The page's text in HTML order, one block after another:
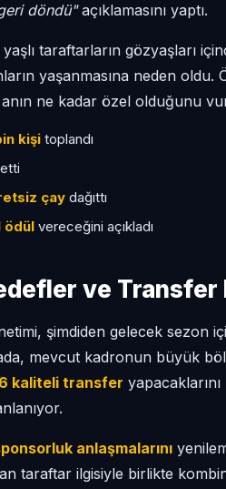
döndü"açıklamasını yaptı.
taraftarların gözyaşları
yaşanmasına neden oldu.
ne kadar özel olduğunu
kişi toplandı
çay dağıttı
ödül vereceğini açıkladı
ve Transfer
şimdiden gelecek sezon
mevcut kadronun büyük
kaliteli transfer
anlaşmalarını
taraftar ilgisiyle birlikte